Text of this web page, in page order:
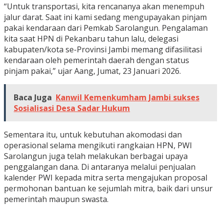
“Untuk transportasi, kita rencananya akan menempuh
jalur darat. Saat ini kami sedang mengupayakan pinjam
pakai kendaraan dari Pemkab Sarolangun. Pengalaman
kita saat HPN di Pekanbaru tahun lalu, delegasi
kabupaten/kota se-Provinsi Jambi memang difasilitasi
kendaraan oleh pemerintah daerah dengan status
pinjam pakai,” ujar Aang, Jumat, 23 Januari 2026.
Baca Juga Kanwil Kemenkumham Jambi sukses
Sosialisasi Desa Sadar Hukum
Sementara itu, untuk kebutuhan akomodasi dan
operasional selama mengikuti rangkaian HPN, PWI
Sarolangun juga telah melakukan berbagai upaya
penggalangan dana. Di antaranya melalui penjualan
kalender PWI kepada mitra serta mengajukan proposal
permohonan bantuan ke sejumlah mitra, baik dari unsur
pemerintah maupun swasta.